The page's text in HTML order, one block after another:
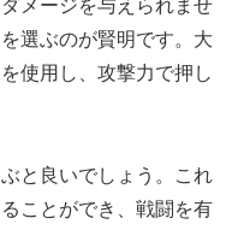
メージを与えられませ
選ぶのが賢明です。大
使用し、攻撃力で押し
と良いでしょう。これ
ことができ、戦闘を有